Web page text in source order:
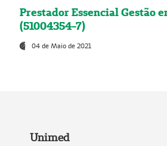
Prestador Essencial Gestão
(51004354-7)
04 de Maio de 2021
Unimed